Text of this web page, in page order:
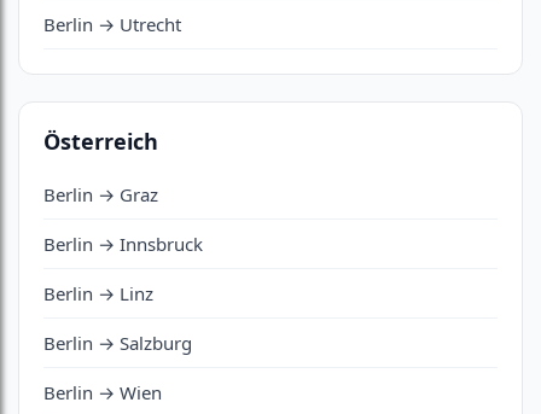
Berlin → Utrecht
Österreich
Berlin → Graz
Berlin → Innsbruck
Berlin → Linz
Berlin → Salzburg
Berlin → Wien